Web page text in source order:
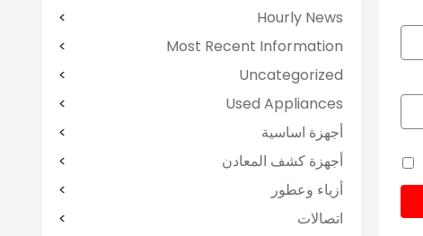
Hourly News
Most Recent Information
Uncategorized
Used Appliances
أجهزة اساسية
أجهزة كشف المعادن
أزياء وعطور
اتصالات